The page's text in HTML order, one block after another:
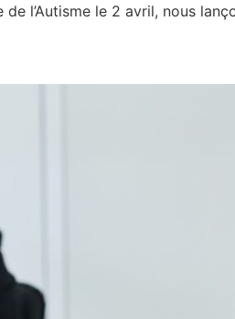
l’Autisme le 2 avril, nous